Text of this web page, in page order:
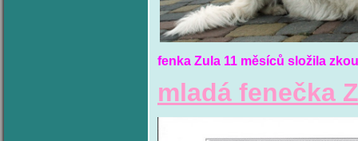
fenka Zula 11 měsíců složila
mladá fenečka